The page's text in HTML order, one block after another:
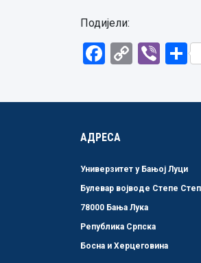
Подијели:
Facebook
CopyViber
АДРЕСА
Универзитет у Бањој Луци
Булевар војводе Степе
78000 Бања Лука
Република Српска
Босна и Херцеговина